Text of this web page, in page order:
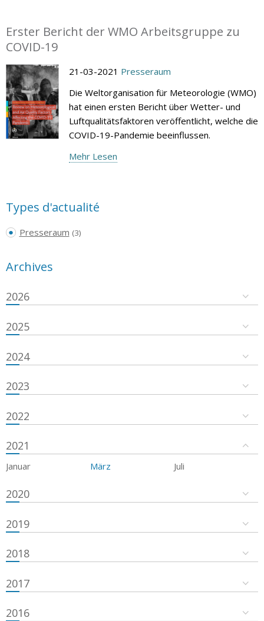
Erster Bericht der WMO Arbeitsgruppe zu
COVID-19
21-03-2021 Presseraum
Die Weltorganisation für Meteorologie (WMO)
hat einen ersten Bericht über Wetter- und
Luftqualitätsfaktoren veröffentlicht, welche die
COVID-19-Pandemie beeinflussen.
Mehr Lesen
Types d'actualité
Presseraum (3)
Archives
2026
2025
2024
2023
2022
2021
Januar März Juli
2020
2019
2018
2017
2016